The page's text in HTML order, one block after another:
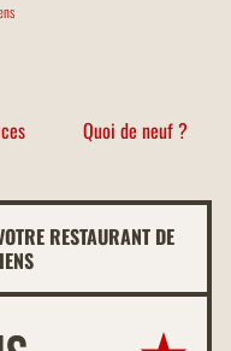
Quoi de neuf ?
RESTAURANT DE